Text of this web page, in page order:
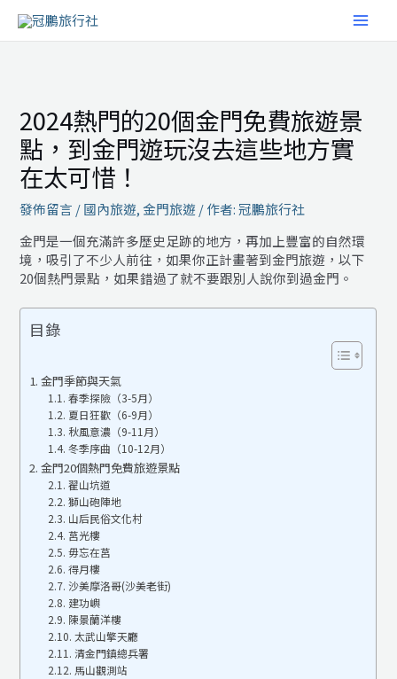
主
2024熱門的20個金門免費旅遊景
點，到金門遊玩沒去這些地方實
在太可惜！
發佈留言 /國內旅遊,金門旅遊 / 作者:冠鵬旅行社
金門是一個充滿許多歷史足跡的地方，再加上豐富的自然環
境，吸引了不少人前往，如果你正計畫著到金門旅遊，以下
20個熱門景點，如果錯過了就不要跟別人說你到過金門。
目錄
金門季節與天氣
春季探險（3-5月）
夏日狂歡（6-9月）
秋風意濃（9-11月）
冬季序曲（10-12月）
金門20個熱門免費旅遊景點
翟山坑道
獅山砲陣地
山后民俗文化村
莒光樓
毋忘在莒
得月樓
沙美摩洛哥(沙美老街)
建功嶼
陳景蘭洋樓
太武山擎天廳
清金門鎮總兵署
馬山觀測站